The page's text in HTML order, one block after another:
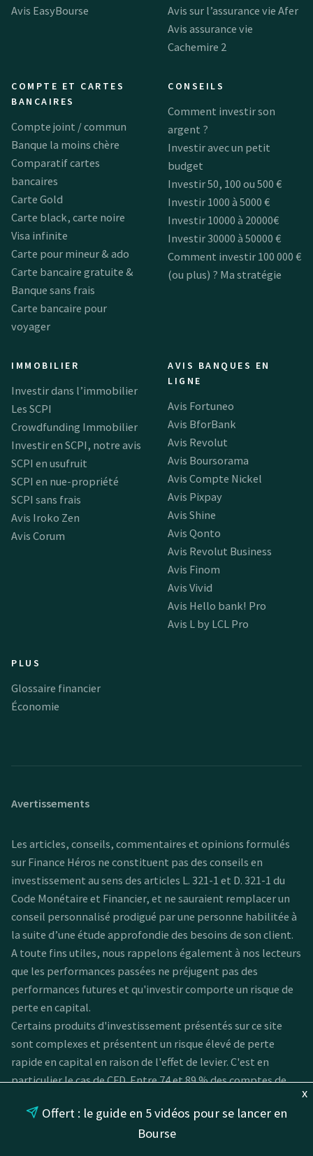
x
Offert : le guide en 5 vidéos pour se lancer en
Bourse
Avis EasyBourse
Avis sur l’assurance vie Afer
Avis assurance vie
Cachemire 2
COMPTE ET CARTES
BANCAIRES
Compte joint / commun
Banque la moins chère
Comparatif cartes
bancaires
Carte Gold
Carte black, carte noire
Visa infinite
Carte pour mineur & ado
Carte bancaire gratuite &
Banque sans frais
Carte bancaire pour
voyager
CONSEILS
Comment investir son
argent ?
Investir avec un petit
budget
Investir 50, 100 ou 500 €
Investir 1000 à 5000 €
Investir 10000 à 20000€
Investir 30000 à 50000 €
Comment investir 100 000 €
(ou plus) ? Ma stratégie
IMMOBILIER
Investir dans l’immobilier
Les SCPI
Crowdfunding Immobilier
Investir en SCPI, notre avis
SCPI en usufruit
SCPI en nue-propriété
SCPI sans frais
Avis Iroko Zen
Avis Corum
AVIS BANQUES EN
LIGNE
Avis Fortuneo
Avis BforBank
Avis Revolut
Avis Boursorama
Avis Compte Nickel
Avis Pixpay
Avis Shine
Avis Qonto
Avis Revolut Business
Avis Finom
Avis Vivid
Avis Hello bank! Pro
Avis L by LCL Pro
PLUS
Glossaire financier
Économie
Avertissements
Les articles, conseils, commentaires et opinions formulés
sur Finance Héros ne constituent pas des conseils en
investissement au sens des articles L. 321-1 et D. 321-1 du
Code Monétaire et Financier, et ne sauraient remplacer un
conseil personnalisé prodigué par une personne habilitée à
la suite d’une étude approfondie des besoins de son client.
A toute fins utiles, nous rappelons également à nos lecteurs
que les performances passées ne préjugent pas des
performances futures et qu'investir comporte un risque de
perte en capital.
Certains produits d'investissement présentés sur ce site
sont complexes et présentent un risque élevé de perte
rapide en capital en raison de l'effet de levier. C'est en
particulier le cas de CFD. Entre 74 et 89 % des comptes de
de CFD. Vous devez vous assurer que vous comprenez
comment les CFD fonctionnent et que vous pouvez vous